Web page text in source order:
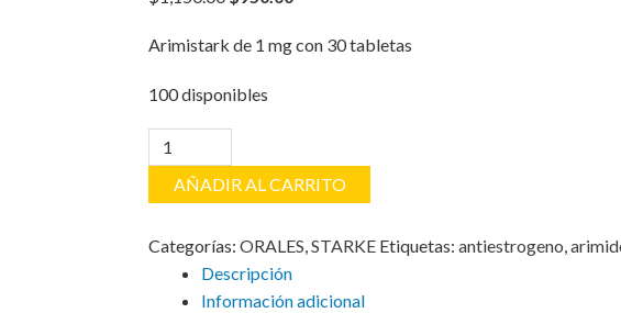
was:
is:
Arimistark de 1 mg con 30 tabletas
100 disponibles
ARIMISTARK
cantidad
AÑADIR AL CARRITO
Categorías: ORALES,STARKE Etiquetas: antiestrogeno,
Descripción
Información adicional